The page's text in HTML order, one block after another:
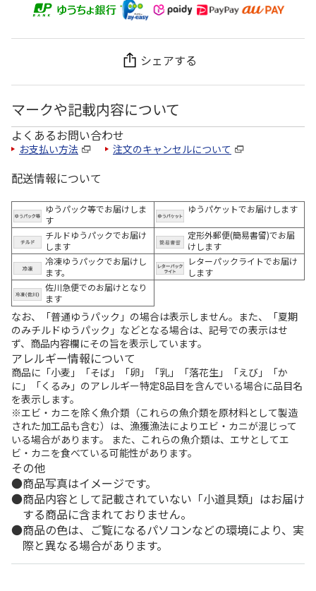
シェアする
マークや記載内容について
よくあるお問い合わせ
お支払い方法 注文のキャンセルについて
配送情報について
ゆうパック等でお届けしま
す
ゆうパケットでお届けします
チルドゆうパックでお届け
します
定形外郵便(簡易書留)でお届
けします
冷凍ゆうパックでお届けし
ます。
レターパックライトでお届け
します
佐川急便でのお届けとなり
ます
なお、「普通ゆうパック」の場合は表示しません。また、「夏期
のみチルドゆうパック」などとなる場合は、記号での表示はせ
ず、商品内容欄にその旨を表示しています。
アレルギー情報について
商品に「小麦」「そば」「卵」「乳」「落花生」「えび」「か
に」「くるみ」のアレルギー特定8品目を含んでいる場合に品目名
を表示します。
※エビ・カニを除く魚介類（これらの魚介類を原材料として製造
された加工品も含む）は、漁獲漁法によりエビ・カニが混じって
いる場合があります。 また、これらの魚介類は、エサとしてエ
ビ・カニを食べている可能性があります。
その他
商品写真はイメージです。
商品内容として記載されていない「小道具類」はお届け
する商品に含まれておりません。
商品の色は、ご覧になるパソコンなどの環境により、実
際と異なる場合があります。